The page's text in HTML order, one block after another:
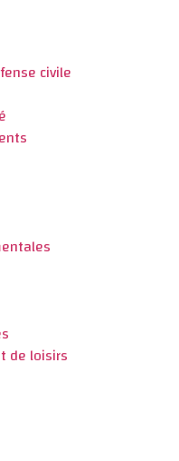
civile
de loisirs